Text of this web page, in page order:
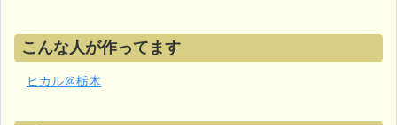
こんな人が作ってます
ヒカル＠栃木